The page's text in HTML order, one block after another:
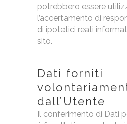
potrebbero essere
l’accertamento di
di ipotetici reati
sito.
Dati forniti
dall’Utente
Il conferimento di Dati